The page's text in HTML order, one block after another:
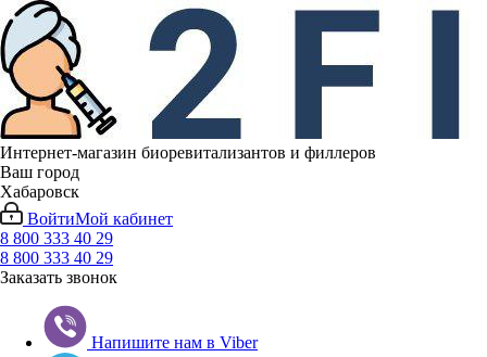
Интернет-магазин биоревитализантов и филлеров
Ваш город
Хабаровск
ВойтиМой кабинет
8 800 333 40 29
8 800 333 40 29
Заказать звонок
Напишите нам в Viber